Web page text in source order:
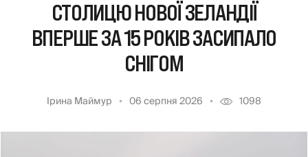
СТОЛИЦЮ НОВОЇ ЗЕЛАНДІЇ
ВПЕРШЕ ЗА 15 РОКІВ ЗАСИПАЛО
СНІГОМ
Ірина Маймур 06 серпня 2026 1098